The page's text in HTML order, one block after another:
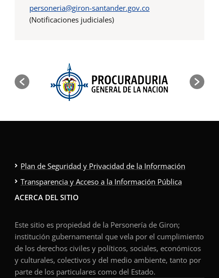
personeria@giron-santander.gov.co
(Notificaciones judiciales)
Plan de Seguridad y Privacidad de la Información
Transparencia y Acceso a la Información Pública
ACERCA DEL SITIO
Este sitio es propiedad de la Personería de Giron;
institución gubernamental que vela por el cumplimiento
de los derechos civiles y políticos, sociales, económicos
y culturales, colectivos y del medio ambiente, tanto por
parte de los particulares como del Estado.